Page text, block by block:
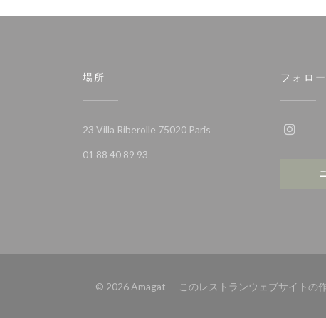
場所
23 Villa Riberolle 75020 Paris((新しいウィンドウで開き
01 88 40 89 93
フォロ
© 2026 Amagat — このレストランウェブサイトの